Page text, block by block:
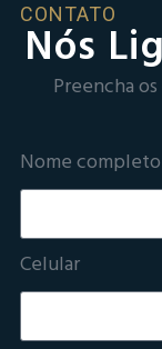
CONTATO
Nós
Preencha
Nome completo
Celular